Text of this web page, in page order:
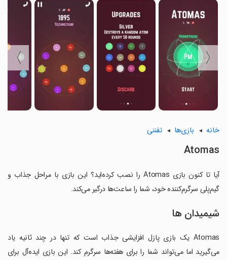
〈
〉
خانه بازی‌ها تفننی
Atomas
آیا تا کنون بازی Atomas را نصب کرده‌اید؟ این بازی با مراحل جذاب و
گیم‌پلی سرگرم‌کننده خود، شما را ساعت‌ها درگیر می‌کند.
شیمیدان ها
Atomas یک بازی پازل افزایشی جذاب است که تنها در چند ثانیه یاد
می‌گیرید اما می‌تواند شما را برای هفته‌ها سرگرم کند. این بازی ایده‌آل برای